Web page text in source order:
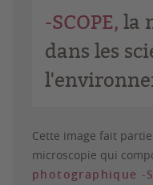
-SCOPE, la
dans les
Cette image fait
microscopie qui
photographique -